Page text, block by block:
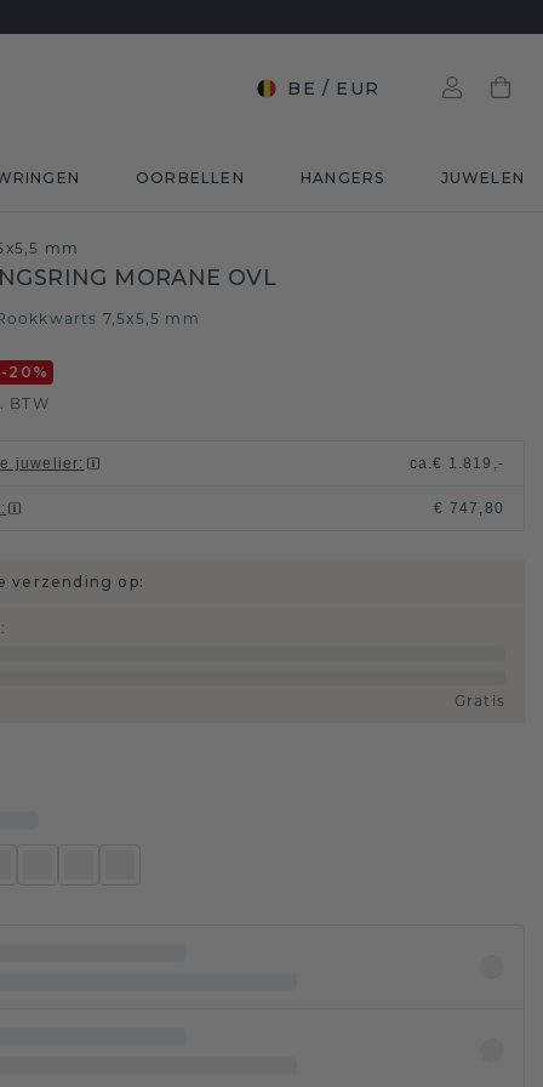
BE / EUR
OORBELLEN HANGERS JUWELEN
mm
MORANE OVL
7,5x5,5 mm
-20 %
BTW
juwelier: ca.€ 1.819,-
: € 747,80
verzending op:
:
Gratis